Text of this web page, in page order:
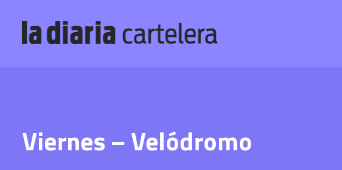
Viernes – Velódromo